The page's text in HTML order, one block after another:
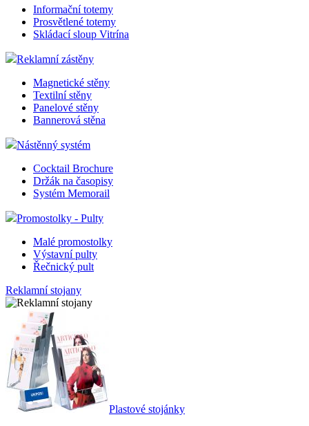
Informační totemy
Prosvětlené totemy
Skládací sloup Vitrína
Reklamní zástěny
Magnetické stěny
Textilní stěny
Panelové stěny
Bannerová stěna
Nástěnný systém
Cocktail Brochure
Držák na časopisy
Systém Memorail
Promostolky - Pulty
Malé promostolky
Výstavní pulty
Řečnický pult
Reklamní stojany
Plastové stojánky